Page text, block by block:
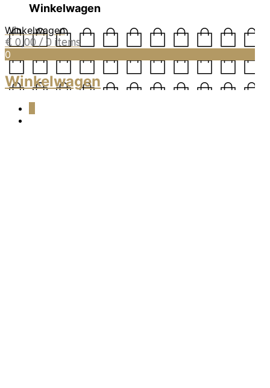
Winkelwagen
Winkelwagen
€ 0,00 / 0 items
0
Winkelwagen